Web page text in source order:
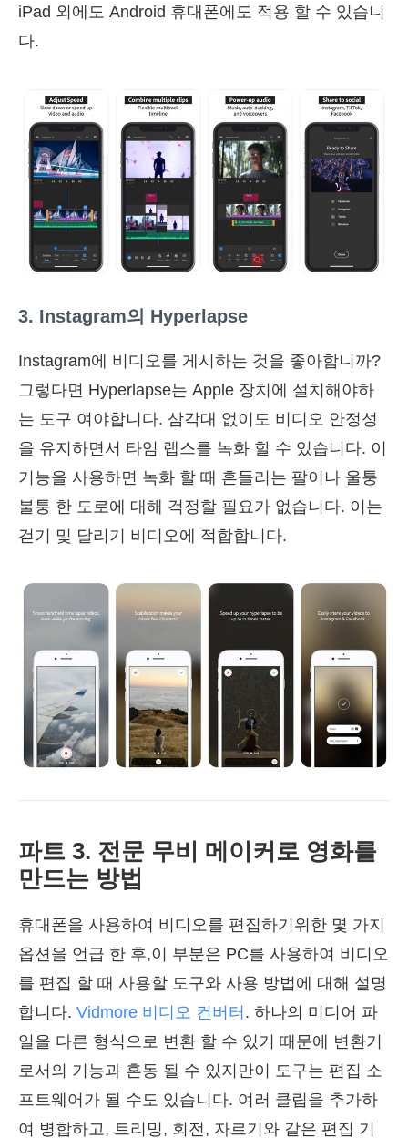
iPad 외에도 Android 휴대폰에도 적용 할 수 있습니
다.
3. Instagram의 Hyperlapse
Instagram에 비디오를 게시하는 것을 좋아합니까?
그렇다면 Hyperlapse는 Apple 장치에 설치해야하
는 도구 여야합니다. 삼각대 없이도 비디오 안정성
을 유지하면서 타임 랩스를 녹화 할 수 있습니다. 이
기능을 사용하면 녹화 할 때 흔들리는 팔이나 울퉁
불퉁 한 도로에 대해 걱정할 필요가 없습니다. 이는
걷기 및 달리기 비디오에 적합합니다.
파트 3. 전문 무비 메이커로 영화를
만드는 방법
휴대폰을 사용하여 비디오를 편집하기위한 몇 가지
옵션을 언급 한 후,이 부분은 PC를 사용하여 비디오
를 편집 할 때 사용할 도구와 사용 방법에 대해 설명
합니다. Vidmore 비디오 컨버터 . 하나의 미디어 파
일을 다른 형식으로 변환 할 수 있기 때문에 변환기
로서의 기능과 혼동 될 수 있지만이 도구는 편집 소
프트웨어가 될 수도 있습니다. 여러 클립을 추가하
여 병합하고, 트리밍, 회전, 자르기와 같은 편집 기